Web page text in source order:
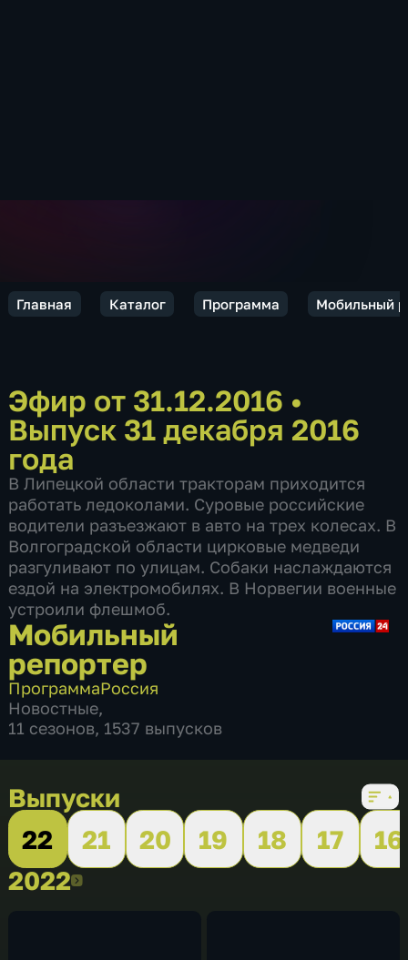
Главная Каталог Программа Мобильный
Эфир от 31.12.2016 •
Выпуск 31 декабря 2016
года
В Липецкой области тракторам приходится
работать ледоколами. Суровые российские
водители разъезжают в авто на трех колесах. В
Волгоградской области цирковые медведи
разгуливают по улицам. Собаки наслаждаются
ездой на электромобилях. В Норвегии военные
устроили флешмоб.
Мобильный
репортер
ПрограммаРоссия
Новостные,
11 сезонов, 1537 выпусков
Выпуски
22
21 20 19 18 17
16
20222022